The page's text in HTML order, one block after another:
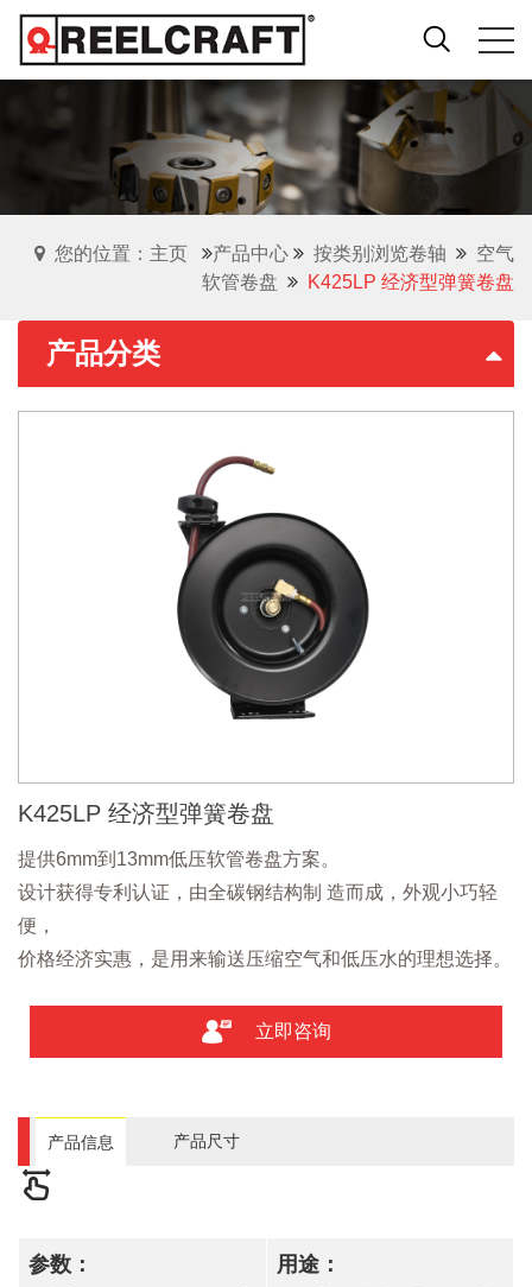
您的位置：主页 产品中心 按类别浏览卷轴
空气
软管卷盘
K425LP 经济型弹簧卷盘
产品分类
K425LP 经济型弹簧卷盘
提供6mm到13mm低压软管卷盘方案。
设计获得专利认证，由全碳钢结构制 造而成，外观小巧轻
便，
价格经济实惠，是用来输送压缩空气和低压水的理想选择。
立即咨询
产品信息 产品尺寸
参数： 用途：